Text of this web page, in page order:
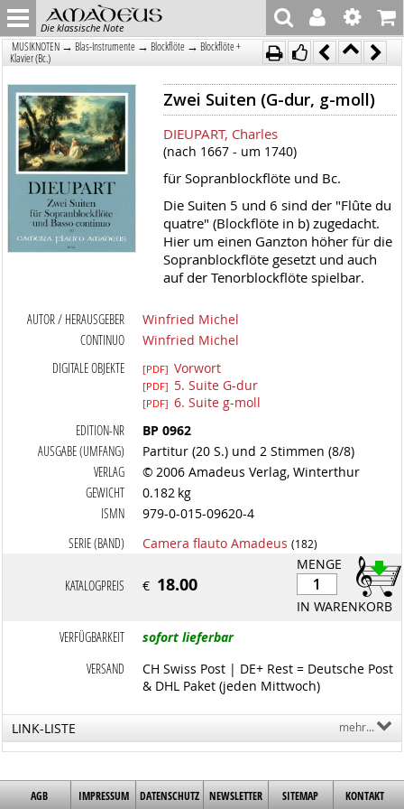
Die klassische Note
MUSIKNOTEN → Blas-Instrumente → Blockflöte → Blockflöte +
Klavier (Bc.)
Zwei Suiten (G-dur, g-moll)
DIEUPART, Charles
(nach 1667 - um 1740)
für Sopranblockflöte und Bc.
Die Suiten 5 und 6 sind der "Flûte du
quatre" (Blockflöte in b) zugedacht.
Hier um einen Ganzton höher für die
Sopranblockflöte gesetzt und auch
auf der Tenorblockflöte spielbar.
AUTOR / HERAUSGEBER
Winfried Michel
CONTINUO
Winfried Michel
DIGITALE OBJEKTE
[PDF] Vorwort
[PDF] 5. Suite G-dur
[PDF] 6. Suite g-moll
EDITION-NR
BP 0962
AUSGABE (UMFANG)
Partitur (20 S.) und 2 Stimmen (8/8)
VERLAG
© 2006 Amadeus Verlag, Winterthur
GEWICHT
0.182 kg
ISMN
979-0-015-09620-4
SERIE (BAND)
Camera flauto Amadeus (182)
MENGE
IN WARENKORB
KATALOGPREIS € 18.00
VERFÜGBARKEIT
sofort lieferbar
VERSAND
CH Swiss Post | DE+ Rest = Deutsche Post
& DHL Paket (jeden Mittwoch)
LINK-LISTE mehr...
AGB IMPRESSUM DATENSCHUTZ NEWSLETTER SITEMAP KONTAKT